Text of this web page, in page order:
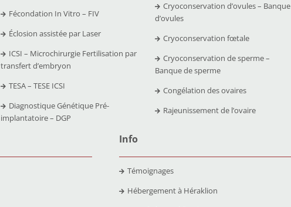
Fécondation In Vitro – FIV
Éclosion assistée par Laser
ICSI – Microchirurgie Fertilisation par
transfert d’embryon
TESA – TESE ICSI
Diagnostique Génétique Pré-
implantatoire – DGP
Cryoconservation d’ovules – Banque
d’ovules
Cryoconservation fœtale
Cryoconservation de sperme –
Banque de sperme
Congélation des ovaires
Rajeunissement de l’ovaire
Info
Témoignages
Hébergement à Héraklion